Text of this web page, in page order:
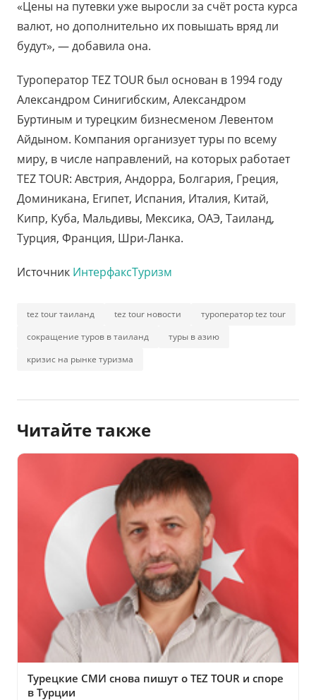
«Цены на путевки уже выросли за счёт роста курса
валют, но дополнительно их повышать вряд ли
будут», — добавила она.
Туроператор TEZ TOUR был основан в 1994 году
Александром Синигибским, Александром
Буртиным и турецким бизнесменом Левентом
Айдыном. Компания организует туры по всему
миру, в числе направлений, на которых работает
TEZ TOUR: Австрия, Андорра, Болгария, Греция,
Доминикана, Египет, Испания, Италия, Китай,
Кипр, Куба, Мальдивы, Мексика, ОАЭ, Таиланд,
Турция, Франция, Шри-Ланка.
Источник ИнтерфаксТуризм
tez tour таиланд tez tour новости
туроператор tez tour
сокращение туров в таиланд
туры в азию
кризис на рынке туризма
Читайте также
Турецкие СМИ снова пишут о TEZ TOUR и споре
в Турции